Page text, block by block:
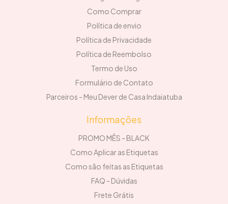
Como Comprar
Política de envio
Política de Privacidade
Política de Reembolso
Termo de Uso
Formulário de Contato
Parceiros - Meu Dever de Casa Indaiatuba
Informações
PROMO MÊS - BLACK
Como Aplicar as Etiquetas
Como são feitas as Etiquetas
FAQ - Dúvidas
Frete Grátis